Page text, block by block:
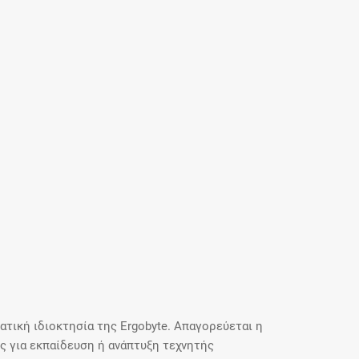
ιδιοκτησία της Ergobyte. Απαγορεύεται η
εκπαίδευση ή ανάπτυξη τεχνητής